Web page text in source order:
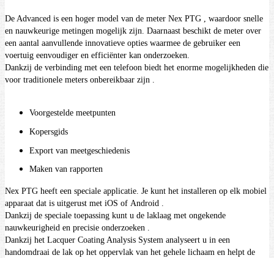
De Advanced is een hoger model van de meter Nex PTG , waardoor snelle
en nauwkeurige metingen mogelijk zijn. Daarnaast beschikt de meter over
een aantal aanvullende innovatieve opties waarmee de gebruiker een
voertuig eenvoudiger en efficiënter kan onderzoeken.
Dankzij de verbinding met een telefoon biedt het enorme mogelijkheden die
voor traditionele meters onbereikbaar zijn .
Voorgestelde meetpunten
Kopersgids
Export van meetgeschiedenis
Maken van rapporten
Nex PTG heeft een speciale applicatie. Je kunt het installeren op elk mobiel
apparaat dat is uitgerust met iOS of Android .
Dankzij de speciale toepassing kunt u de laklaag met ongekende
nauwkeurigheid en precisie onderzoeken .
Dankzij het Lacquer Coating Analysis System analyseert u in een
handomdraai de lak op het oppervlak van het gehele lichaam en helpt de